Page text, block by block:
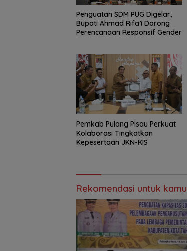
Penguatan SDM PUG Digelar,
Bupati Ahmad Rifa’i Dorong
Perencanaan Responsif Gender
Pemkab Pulang Pisau Perkuat
Kolaborasi Tingkatkan
Kepesertaan JKN-KIS
Rekomendasi untuk kamu